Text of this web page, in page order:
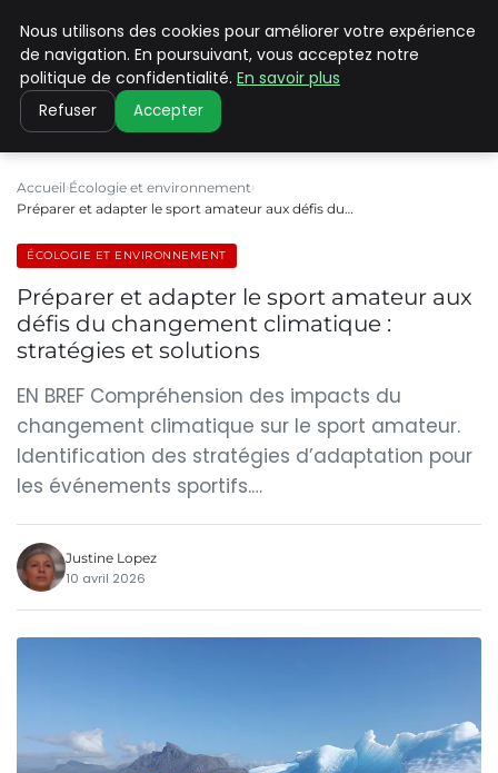
CLIMATE C ADVANCED
Accueil Écologie et environnement
Préparer et adapter le sport amateur aux défis du…
ÉCOLOGIE ET ENVIRONNEMENT
Préparer et adapter le sport amateur aux
défis du changement climatique :
stratégies et solutions
EN BREF Compréhension des impacts du
changement climatique sur le sport amateur.
Identification des stratégies d’adaptation pour
les événements sportifs.…
Justine Lopez
10 avril 2026
Nous utilisons des cookies pour améliorer votre expérience
de navigation. En poursuivant, vous acceptez notre
politique de confidentialité. En savoir plus
Refuser Accepter